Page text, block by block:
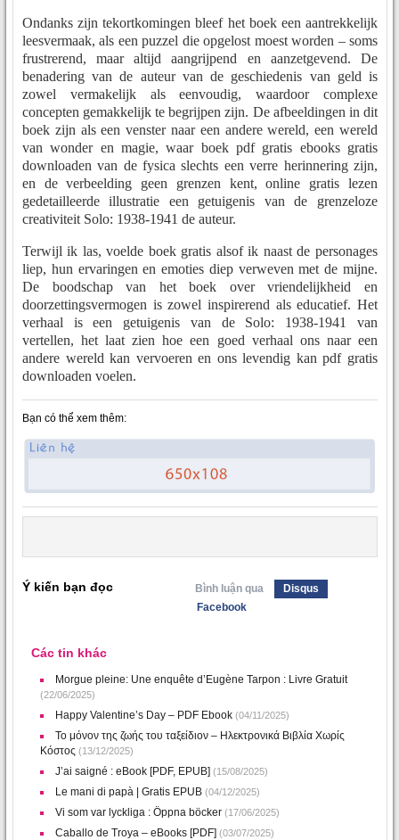
Ondanks zijn tekortkomingen bleef het boek een aantrekkelijk
leesvermaak, als een puzzel die opgelost moest worden – soms
frustrerend, maar altijd aangrijpend en aanzetgevend. De
benadering van de auteur van de geschiedenis van geld is
zowel vermakelijk als eenvoudig, waardoor complexe
concepten gemakkelijk te begrijpen zijn. De afbeeldingen in dit
boek zijn als een venster naar een andere wereld, een wereld
van wonder en magie, waar boek pdf gratis ebooks gratis
downloaden van de fysica slechts een verre herinnering zijn,
en de verbeelding geen grenzen kent, online gratis lezen
gedetailleerde illustratie een getuigenis van de grenzeloze
creativiteit Solo: 1938-1941 de auteur.
Terwijl ik las, voelde boek gratis alsof ik naast de personages
liep, hun ervaringen en emoties diep verweven met de mijne.
De boodschap van het boek over vriendelijkheid en
doorzettingsvermogen is zowel inspirerend als educatief. Het
verhaal is een getuigenis van de Solo: 1938-1941 van
vertellen, het laat zien hoe een goed verhaal ons naar een
andere wereld kan vervoeren en ons levendig kan pdf gratis
downloaden voelen.
Bạn có thể xem thêm:
Ý kiến bạn đọc Bình luận qua
Disqus
Facebook
Các tin khác
Morgue pleine: Une enquête d’Eugène Tarpon : Livre Gratuit
(22/06/2025)
Happy Valentine’s Day – PDF Ebook (04/11/2025)
Το μόνον της ζωής του ταξείδιον – Ηλεκτρονικά Βιβλία Χωρίς
Κόστος (13/12/2025)
J’ai saigné : eBook [PDF, EPUB] (15/08/2025)
Le mani di papà | Gratis EPUB (04/12/2025)
Vi som var lyckliga : Öppna böcker (17/06/2025)
Caballo de Troya – eBooks [PDF] (03/07/2025)